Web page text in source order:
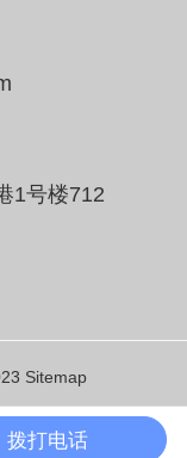
1号楼712
Sitemap
拨打电话